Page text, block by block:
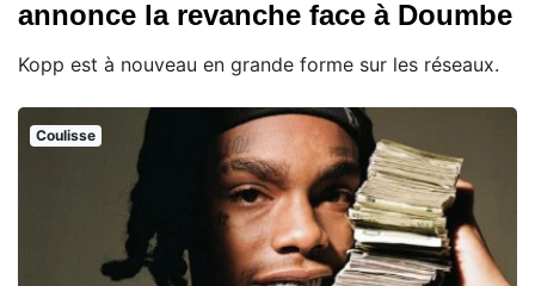
annonce la revanche face à Doumbe
Kopp est à nouveau en grande forme sur les réseaux.
Coulisse